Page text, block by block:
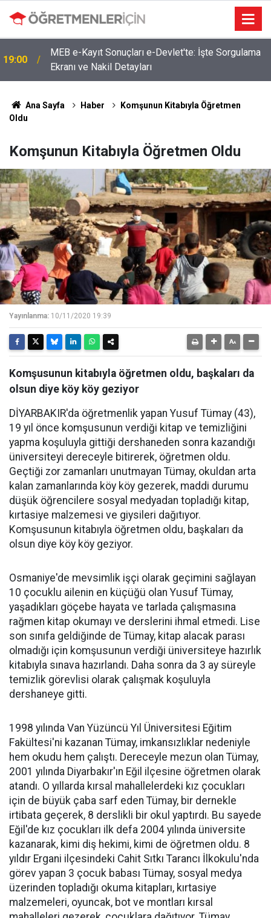
19:00
MEB e-Kayıt Sonuçları e-Devlet'te: İşte Sorgulama
Ekranı ve Nakil Detayları
Ana Sayfa Haber
Komşunun Kitabıyla Öğretmen
Oldu
Komşunun Kitabıyla Öğretmen Oldu
Yayınlanma: 10/11/2020 19:39
Komşusunun kitabıyla öğretmen oldu, başkaları da
olsun diye köy köy geziyor
DİYARBAKIR'da öğretmenlik yapan Yusuf Tümay (43),
19 yıl önce komşusunun verdiği kitap ve temizliğini
yapma koşuluyla gittiği dershaneden sonra kazandığı
üniversiteyi dereceyle bitirerek, öğretmen oldu.
Geçtiği zor zamanları unutmayan Tümay, okuldan arta
kalan zamanlarında köy köy gezerek, maddi durumu
düşük öğrencilere sosyal medyadan topladığı kitap,
kırtasiye malzemesi ve giysileri dağıtıyor.
Komşusunun kitabıyla öğretmen oldu, başkaları da
olsun diye köy köy geziyor.
Osmaniye'de mevsimlik işçi olarak geçimini sağlayan
10 çocuklu ailenin en küçüğü olan Yusuf Tümay,
yaşadıkları göçebe hayata ve tarlada çalışmasına
rağmen kitap okumayı ve derslerini ihmal etmedi. Lise
son sınıfa geldiğinde de Tümay, kitap alacak parası
olmadığı için komşusunun verdiği üniversiteye hazırlık
kitabıyla sınava hazırlandı. Daha sonra da 3 ay süreyle
temizlik görevlisi olarak çalışmak koşuluyla
dershaneye gitti.
1998 yılında Van Yüzüncü Yıl Üniversitesi Eğitim
Fakültesi'ni kazanan Tümay, imkansızlıklar nedeniyle
hem okudu hem çalıştı. Dereceyle mezun olan Tümay,
2001 yılında Diyarbakır'ın Eğil ilçesine öğretmen olarak
atandı. O yıllarda kırsal mahallelerdeki kız çocukları
için de büyük çaba sarf eden Tümay, bir dernekle
irtibata geçerek, 8 derslikli bir okul yaptırdı. Bu sayede
Eğil'de kız çocukları ilk defa 2004 yılında üniversite
kazanarak, kimi diş hekimi, kimi de öğretmen oldu. 8
yıldır Ergani ilçesindeki Cahit Sıtkı Tarancı İlkokulu'nda
görev yapan 3 çocuk babası Tümay, sosyal medya
üzerinden topladığı okuma kitapları, kırtasiye
malzemeleri, oyuncak, bot ve montları kırsal